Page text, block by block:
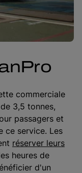
commerciale
3,5 tonnes,
passagers et
ce service. Les
réserver leurs
heures de
d'un